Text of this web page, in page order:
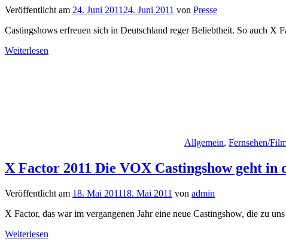
Veröffentlicht am 24. Juni 2011 24. Juni 2011 von Presse
Castingshows erfreuen sich in Deutschland reger Beliebtheit. So auch X
Weiterlesen
Allgemein, Fernsehen/
X Factor 2011 Die VOX Castingshow geht in
Veröffentlicht am 18. Mai 201118. Mai 2011 von admin
X Factor, das war im vergangenen Jahr eine neue Castingshow, die zu
Weiterlesen